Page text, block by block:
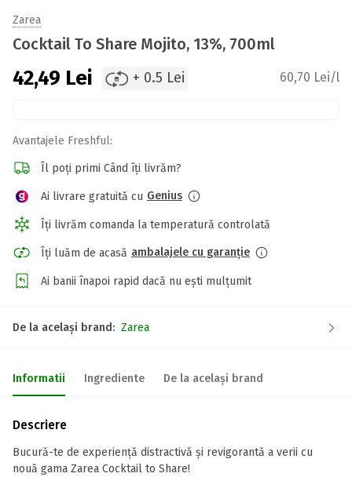
Zarea
Cocktail To Share Mojito, 13%, 700ml
42,49 Lei + 0.5 Lei 60,70 Lei/l
Avantajele Freshful:
Îl poți primi Când îți livrăm?
Ai livrare gratuită cu Genius
Îți livrăm comanda la temperatură controlată
Îți luăm de acasă ambalajele cu garanție
Ai banii înapoi rapid dacă nu ești mulțumit
De la același brand: Zarea
Informatii Ingrediente De la același brand
Descriere
Bucură-te de experiență distractivă și revigorantă a verii cu
nouă gama Zarea Cocktail to Share!